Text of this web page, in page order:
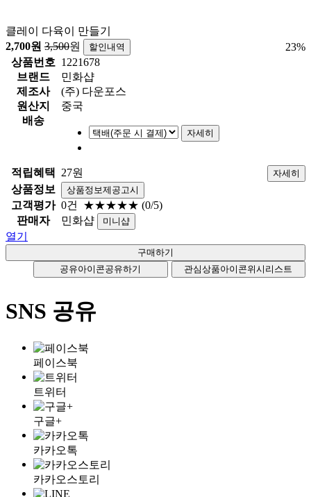
클레이 다육이 만들기
2,700원 3,500원 할인내역 23%
상품번호 1221678
브랜드
민화샵
제조사
(주) 다운포스
원산지
중국
배송
자세히
적립혜택 27원 자세히
상품정보 상품정보제공고시
고객평가 0건 ★★★★★ (0/5)
판매자
민화샵 미니샵
열기
공유아이콘공유하기 관심상품아이콘위시리스트
SNS 공유
페이스북
트위터
구글+
카카오톡
카카오스토리